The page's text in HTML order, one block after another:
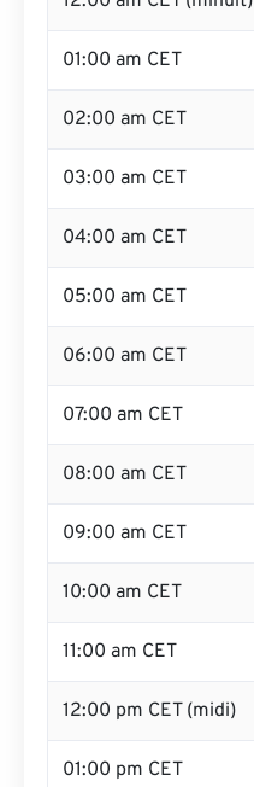
01:00 am CET
02:00 am CET
03:00 am CET
04:00 am CET
05:00 am CET
06:00 am CET
07:00 am CET
08:00 am CET
09:00 am CET
10:00 am CET
11:00 am CET
12:00 pm CET (midi)
01:00 pm CET